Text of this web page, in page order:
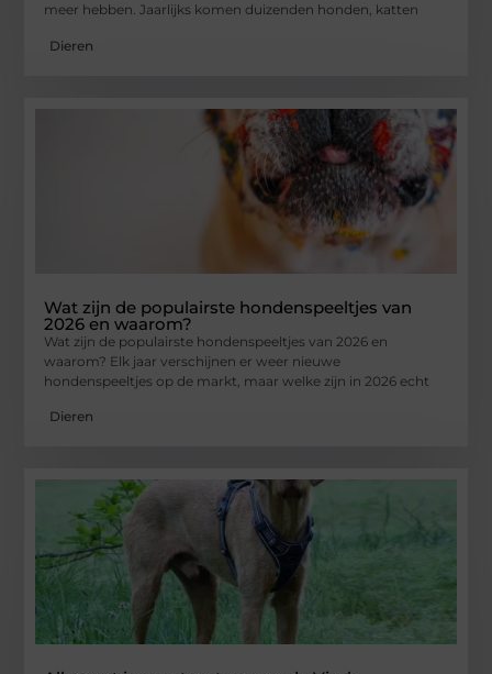
meer hebben. Jaarlijks komen duizenden honden, katten
Dieren
Wat zijn de populairste hondenspeeltjes van
2026 en waarom?
Wat zijn de populairste hondenspeeltjes van 2026 en
waarom? Elk jaar verschijnen er weer nieuwe
hondenspeeltjes op de markt, maar welke zijn in 2026 echt
Dieren